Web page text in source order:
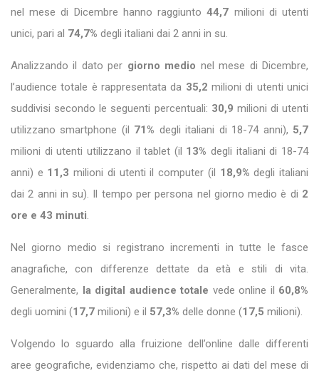
nel mese di Dicembre hanno raggiunto44,7 milioni di utenti
unici, pari al 74,7% degli italiani dai 2 anni in su.
Analizzando il dato per giorno medio nel mese di Dicembre,
l’audience totale è rappresentata da 35,2 milioni di utenti unici
suddivisi secondo le seguenti percentuali: 30,9 milioni di utenti
utilizzano smartphone (il 71% degli italiani di 18-74 anni), 5,7
milioni di utenti utilizzano il tablet (il 13% degli italiani di 18-74
anni) e 11,3milioni di utenti il computer (il 18,9% degli italiani
dai 2 anni in su). Il tempo per persona nel giorno medio è di 2
ore e 43 minuti.
Nel giorno medio si registrano incrementi in tutte le fasce
anagrafiche, con differenze dettate da età e stili di vita.
Generalmente, la digital audience totale vede online il 60,8%
degli uomini (17,7 milioni) e il 57,3% delle donne (17,5 milioni).
Volgendo lo sguardo alla fruizione dell’online dalle differenti
aree geografiche, evidenziamo che, rispetto ai dati del mese di